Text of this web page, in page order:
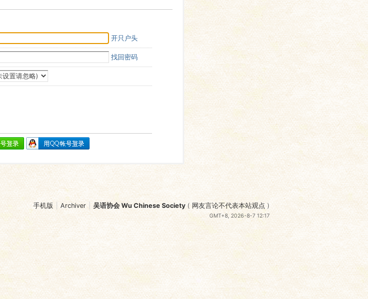
开只户头
找回密码
手机版 Archiver 吴语协会 Wu Chinese Society ( 网友言论不代表本站观点 )
GMT+8, 2026-8-7 12:17